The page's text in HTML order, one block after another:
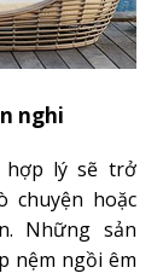
nghi
lý sẽ trở
hoặc
Những sản
nệm ngồi êm